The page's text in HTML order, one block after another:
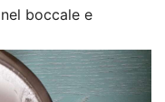
boccale e